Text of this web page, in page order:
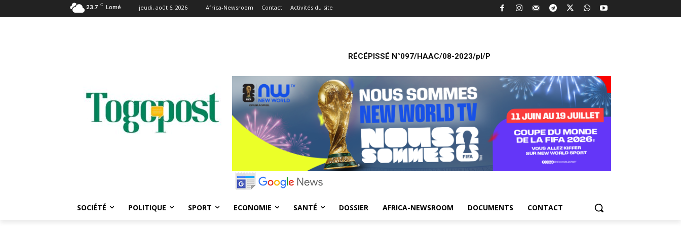
23.7 C Lomé jeudi, août 6, 2026 Africa-Newsroom Contact Activités du site
RÉCÉPISSÉ N°097/HAAC/08-2023/pl/P
SOCIÉTÉ POLITIQUE SPORT ECONOMIE SANTÉ DOSSIER AFRICA-NEWSROOM DOCUMENTS CONTACT